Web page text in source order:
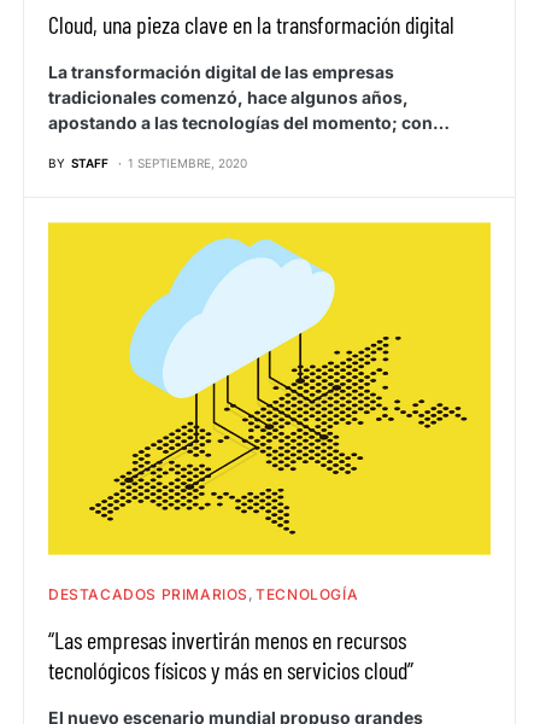
Cloud, una pieza clave en la transformación digital
La transformación digital de las empresas
tradicionales comenzó, hace algunos años,
apostando a las tecnologías del momento; con…
BY STAFF 1 SEPTIEMBRE, 2020
DESTACADOS PRIMARIOS TECNOLOGÍA
“Las empresas invertirán menos en recursos
tecnológicos físicos y más en servicios cloud”
El nuevo escenario mundial propuso grandes